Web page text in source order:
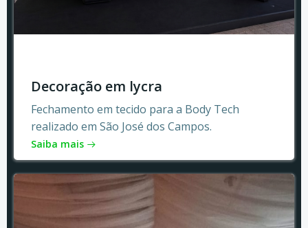
Decoração em lycra
Fechamento em tecido para a Body Tech
realizado em São José dos Campos.
Saiba mais